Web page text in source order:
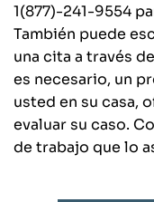
1(877)-241-9554
También puede
una cita a través
es necesario, un
usted en su casa,
evaluar su caso.
de trabajo que lo